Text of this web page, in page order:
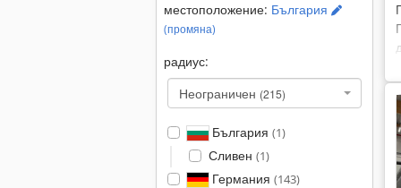
местоположение: България
(промяна)
радиус:
Неограничен (215)
България (1)
Сливен (1)
Германия (143)